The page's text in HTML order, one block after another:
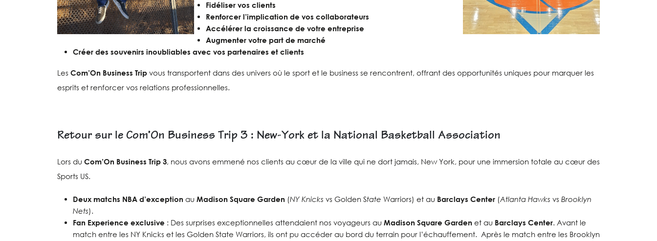
Fidéliser vos clients
Renforcer l’implication de vos collaborateurs
Accélérer la croissance de votre entreprise
Augmenter votre part de marché
Créer des souvenirs inoubliables avec vos partenaires et clients
Les Com’On Business Trip vous transportent dans des univers où le sport et le business se rencontrent, offrant des opportunités uniques pour marquer les
esprits et renforcer vos relations professionnelles.
Retour sur le Com’On Business Trip 3 : New-York et la National Basketball Association
Lors du Com’On Business Trip 3, nous avons emmené nos clients au cœur de la ville qui ne dort jamais, New York, pour une immersion totale au cœur des
Sports US.
Deux matchs NBA d’exception au Madison Square Garden (NY Knicks vs Golden State Warriors) et au Barclays Center (Atlanta Hawks vs Brooklyn
Nets).
Fan Experience exclusive : Des surprises exceptionnelles attendaient nos voyageurs au Madison Square Garden et au Barclays Center. Avant le
match entre les NY Knicks et les Golden State Warriors, ils ont pu accéder au bord du terrain pour l’échauffement. Après le match entre les Brooklyn